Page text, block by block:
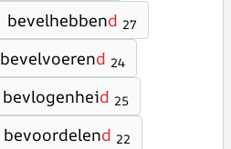
bevelhebbend 27
bevelvoerend 24
bevlogenheid 25
bevoordelend 22